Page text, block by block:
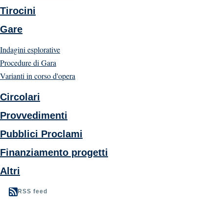
Tirocini
Gare
Indagini esplorative
Procedure di Gara
Varianti in corso d'opera
Circolari
Provvedimenti
Pubblici Proclami
Finanziamento progetti
Altri
RSS feed